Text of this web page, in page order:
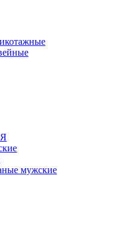
мужские